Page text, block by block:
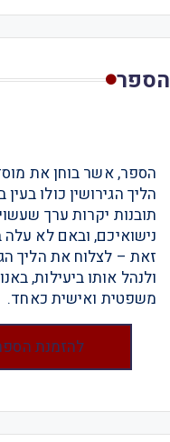
הספר
הספר, אשר בוחן את
הליך הגירושין כולו
תובנות יקרות ערך
נישואיכם, ובאם לא
זאת – לצלוח את הליך
ולנהל אותו ביעילות,
משפטית ואישית כאחד.
להזמנת